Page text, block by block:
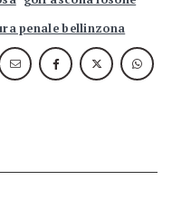
penale bellinzona